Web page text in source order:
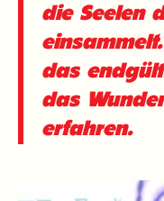
die Seelen
das
das
erfahren.